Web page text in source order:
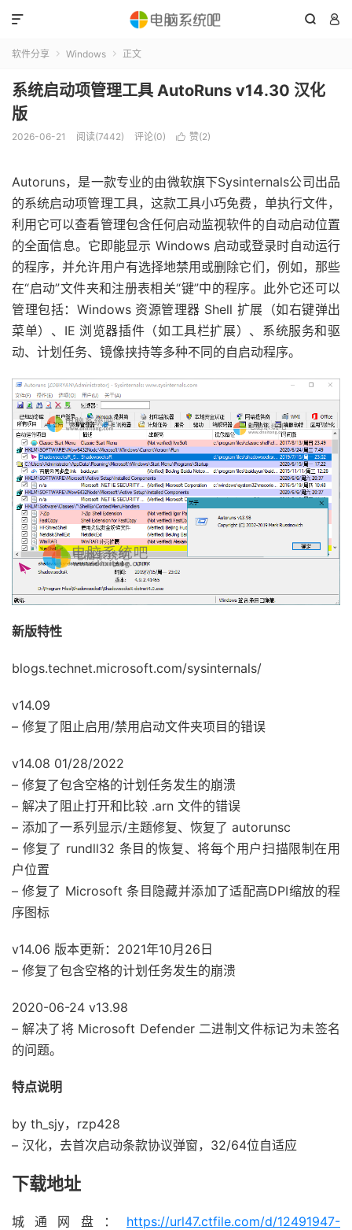
 

软件分享  Windows  正文
系统启动项管理工具 AutoRuns v14.30 汉化
版
2026-06-21 阅读(7442) 评论(0)  赞(2)
Autoruns，是一款专业的由微软旗下Sysinternals公司出品
的系统启动项管理工具，这款工具小巧免费，单执行文件，
利用它可以查看管理包含任何启动监视软件的自动启动位置
的全面信息。它即能显示 Windows 启动或登录时自动运行
的程序，并允许用户有选择地禁用或删除它们，例如，那些
在“启动”文件夹和注册表相关“键”中的程序。此外它还可以
管理包括：Windows 资源管理器 Shell 扩展（如右键弹出
菜单）、IE 浏览器插件（如工具栏扩展）、系统服务和驱
动、计划任务、镜像挟持等多种不同的自启动程序。
新版特性
blogs.technet.microsoft.com/sysinternals/
v14.09
– 修复了阻止启用/禁用启动文件夹项目的错误
v14.08 01/28/2022
– 修复了包含空格的计划任务发生的崩溃
– 解决了阻止打开和比较 .arn 文件的错误
– 添加了一系列显示/主题修复、恢复了 autorunsc
– 修复了 rundll32 条目的恢复、将每个用户扫描限制在用
户位置
– 修复了 Microsoft 条目隐藏并添加了适配高DPI缩放的程
序图标
v14.06 版本更新：2021年10月26日
– 修复了包含空格的计划任务发生的崩溃
2020-06-24 v13.98
– 解决了将 Microsoft Defender 二进制文件标记为未签名
的问题。
特点说明
by th_sjy，rzp428
– 汉化，去首次启动条款协议弹窗，32/64位自适应
下载地址
城通网盘： https://url47.ctfile.com/d/12491947-